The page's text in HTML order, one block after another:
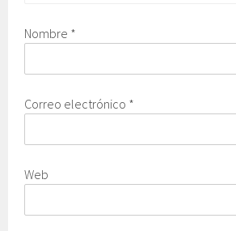
Nombre *
Correo electrónico *
Web